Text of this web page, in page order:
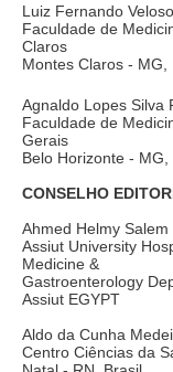
Luiz Fernando Veloso
Faculdade de
Claros
Montes Claros - MG,
Agnaldo Lopes Silva
Faculdade de
Gerais
Belo Horizonte - MG,
CONSELHO
Ahmed Helmy Salem
Assiut University
Medicine &
Gastroenterology
Assiut EGYPT
Aldo da Cunha
Centro Ciências da